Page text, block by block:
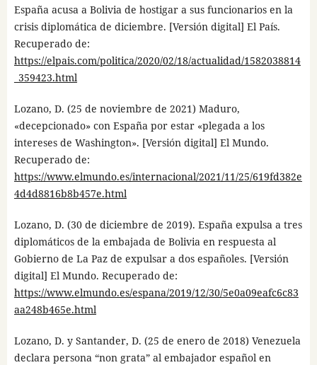
España acusa a Bolivia de hostigar a sus funcionarios en la
crisis diplomática de diciembre. [Versión digital] El País.
Recuperado de:
https://elpais.com/politica/2020/02/18/actualidad/1582038814
_359423.html
Lozano, D. (25 de noviembre de 2021) Maduro,
«decepcionado» con España por estar «plegada a los
intereses de Washington». [Versión digital] El Mundo.
Recuperado de:
https://www.elmundo.es/internacional/2021/11/25/619fd382e
4d4d8816b8b457e.html
Lozano, D. (30 de diciembre de 2019). España expulsa a tres
diplomáticos de la embajada de Bolivia en respuesta al
Gobierno de La Paz de expulsar a dos españoles. [Versión
digital] El Mundo. Recuperado de:
https://www.elmundo.es/espana/2019/12/30/5e0a09eafc6c83
aa248b465e.html
Lozano, D. y Santander, D. (25 de enero de 2018) Venezuela
declara persona “non grata” al embajador español en